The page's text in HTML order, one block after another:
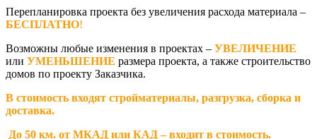
Перепланировка проекта без увеличения расхода материала –
БЕСПЛАТНО!
Возможны любые изменения в проектах – УВЕЛИЧЕНИЕ
или УМЕНЬШЕНИЕ размера проекта, а также строительство
домов по проекту Заказчика.
В стоимость входят стройматериалы, разгрузка, сборка и
доставка.
До 50 км. от МКАД или КАД – входит в стоимость.